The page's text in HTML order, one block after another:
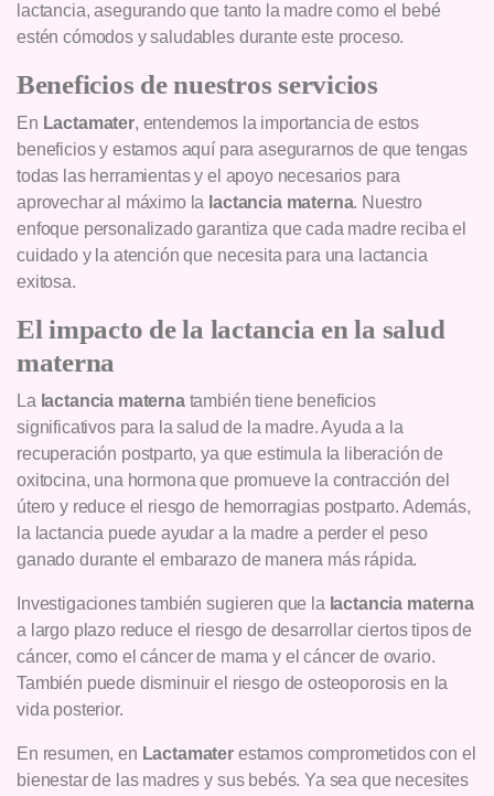
lactancia, asegurando que tanto la madre como el bebé
estén cómodos y saludables durante este proceso.
Beneficios de nuestros servicios
En Lactamater, entendemos la importancia de estos
beneficios y estamos aquí para asegurarnos de que tengas
todas las herramientas y el apoyo necesarios para
aprovechar al máximo la lactancia materna. Nuestro
enfoque personalizado garantiza que cada madre reciba el
cuidado y la atención que necesita para una lactancia
exitosa.
El impacto de la lactancia en la salud
materna
La lactancia maternatambién tiene beneficios
significativos para la salud de la madre. Ayuda a la
recuperación postparto, ya que estimula la liberación de
oxitocina, una hormona que promueve la contracción del
útero y reduce el riesgo de hemorragias postparto. Además,
la lactancia puede ayudar a la madre a perder el peso
ganado durante el embarazo de manera más rápida.
Investigaciones también sugieren que la lactancia materna
a largo plazo reduce el riesgo de desarrollar ciertos tipos de
cáncer, como el cáncer de mama y el cáncer de ovario.
También puede disminuir el riesgo de osteoporosis en la
vida posterior.
En resumen, en Lactamater estamos comprometidos con el
bienestar de las madres y sus bebés. Ya sea que necesites